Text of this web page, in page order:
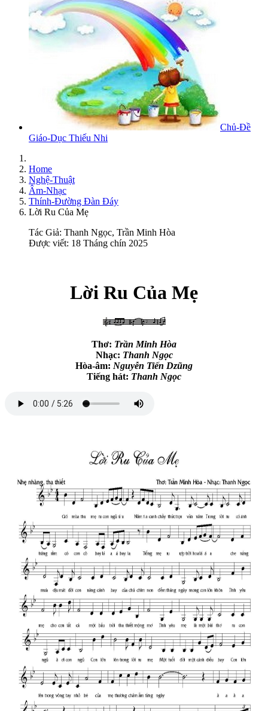
Chủ-Đề
Giáo-Dục Thiếu Nhi
Home
Nghệ-Thuật
Âm-Nhạc
Thính-Đường Đàn Đáy
Lời Ru Của Mẹ
Tác Giả: Thanh Ngọc, Trần Minh Hòa
Được viết: 18 Tháng chín 2025
Lời Ru Của Mẹ
Thơ: Trần Minh Hòa
Nhạc: Thanh Ngọc
Hòa-âm: Nguyễn Tiến Dzũng
Tiếng hát: Thanh Ngọc